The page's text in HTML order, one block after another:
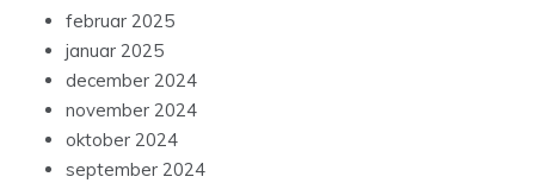
februar 2025
januar 2025
december 2024
november 2024
oktober 2024
september 2024